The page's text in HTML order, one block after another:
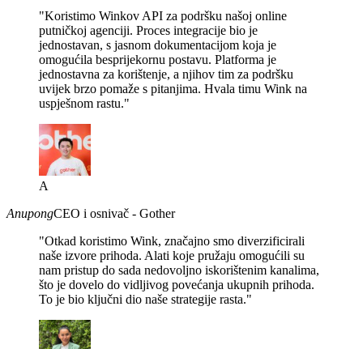
"Koristimo Winkov API za podršku našoj online
putničkoj agenciji. Proces integracije bio je
jednostavan, s jasnom dokumentacijom koja je
omogućila besprijekornu postavu. Platforma je
jednostavna za korištenje, a njihov tim za podršku
uvijek brzo pomaže s pitanjima. Hvala timu Wink na
uspješnom rastu."
A
AnupongCEO i osnivač - Gother
"Otkad koristimo Wink, značajno smo diverzificirali
naše izvore prihoda. Alati koje pružaju omogućili su
nam pristup do sada nedovoljno iskorištenim kanalima,
što je dovelo do vidljivog povećanja ukupnih prihoda.
To je bio ključni dio naše strategije rasta."